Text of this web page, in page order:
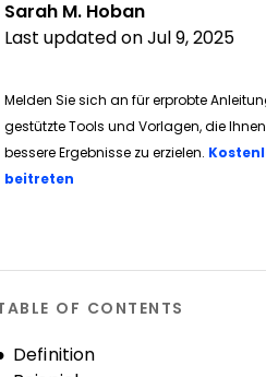
Sarah M. Hoban
Last updated on Jul 9, 2025
Melden Sie sich an für erprobte
gestützte Tools und Vorlagen, die
bessere Ergebnisse zu erzielen.
beitreten
OF CONTENTS
Definition